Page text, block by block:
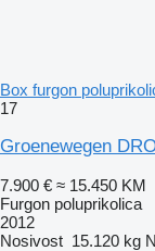
Box furgon
17
Groenewegen
7.900 € ≈ 15.450 KM
Furgon poluprikolica
2012
Nosivost 15.120 kg